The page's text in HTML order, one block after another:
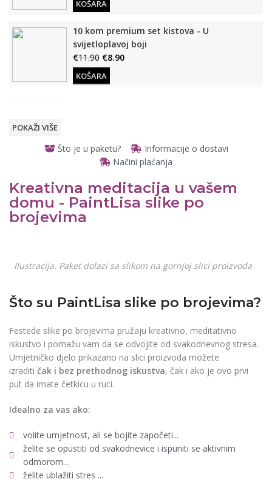
KOŠARA
10 kom premium set kistova - U
svijetloplavoj boji
€11.90 €8.90
KOŠARA
Osvijetljeno, stolno povećalo
€11.90 €8.90
READ MORE
READ
MORE
€6.90 €4.90
MORE
POKAŽI VIŠE
Što je u paketu?
Informacije o dostavi
Načini plaćanja
Kreativna meditacija u vašem
domu - PaintLisa slike po
brojevima
Ilustracija. Paket dolazi sa slikom na gornjoj slici proizvoda
Što su PaintLisa slike po brojevima?
Festede slike po brojevima pružaju kreativno, meditativno
iskustvo i pomažu vam da se odvojite od svakodnevnog stresa.
Umjetničko djelo prikazano na slici proizvoda možete
izraditi čak i bez prethodnog iskustva, čak i ako je ovo prvi
put da imate četkicu u ruci.
Idealno za vas ako:
volite umjetnost, ali se bojite započeti...
želite se opustiti od svakodnevice i ispuniti se aktivnim
odmorom...
želite ublažiti stres ...